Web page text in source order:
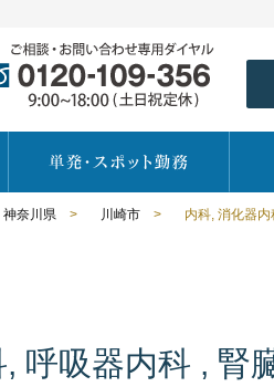
神奈川県 > 川崎市 >
呼吸器内科 , 腎